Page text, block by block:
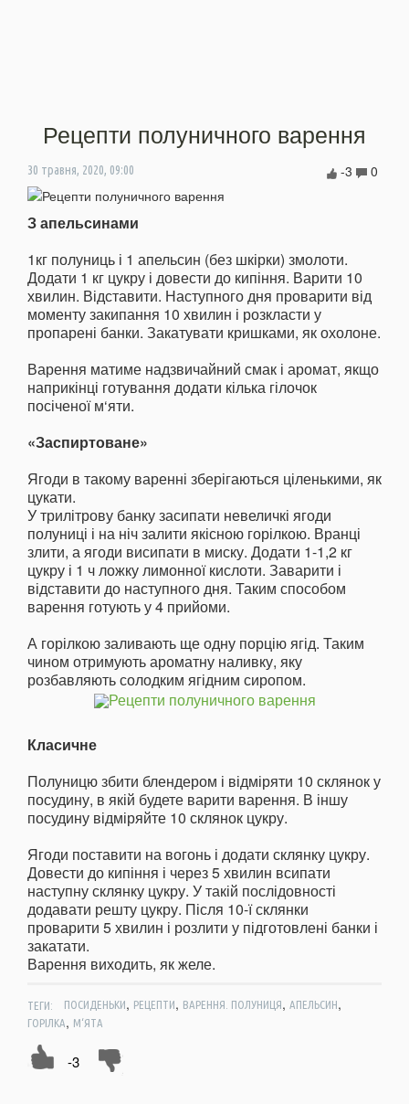
Рецепти полуничного варення
30 травня, 2020, 09:00 0
-3
З апельсинами
1кг полуниць і 1 апельсин (без шкірки) змолоти.
Додати 1 кг цукру і довести до кипіння. Варити 10
хвилин. Відставити. Наступного дня проварити від
моменту закипання 10 хвилин і розкласти у
пропарені банки. Закатувати кришками, як охолоне.
Варення матиме надзвичайний смак і аромат, якщо
наприкінці готування додати кілька гілочок
посіченої м‘яти.
«Заспиртоване»
Ягоди в такому варенні зберігаються ціленькими, як
цукати.
У трилітрову банку засипати невеличкі ягоди
полуниці і на ніч залити якісною горілкою. Вранці
злити, а ягоди висипати в миску. Додати 1-1,2 кг
цукру і 1 ч ложку лимонної кислоти. Заварити і
відставити до наступного дня. Таким способом
варення готують у 4 прийоми.
А горілкою заливають ще одну порцію ягід. Таким
чином отримують ароматну наливку, яку
розбавляють солодким ягідним сиропом.
Класичне
Полуницю збити блендером і відміряти 10 склянок у
посудину, в якій будете варити варення. В іншу
посудину відміряйте 10 склянок цукру.
Ягоди поставити на вогонь і додати склянку цукру.
Довести до кипіння і через 5 хвилин всипати
наступну склянку цукру. У такій послідовності
додавати решту цукру. Після 10-ї склянки
проварити 5 хвилин і розлити у підготовлені банки і
закатати.
Варення виходить, як желе.
ТЕГИ: ПОСИДЕНЬКИ, РЕЦЕПТИ, ВАРЕННЯ. ПОЛУНИЦЯ, АПЕЛЬСИН,
ГОРІЛКА, М‘ЯТА
-3